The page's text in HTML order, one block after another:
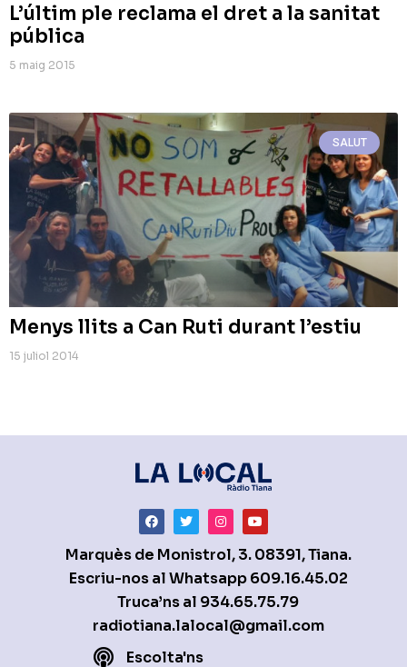
L’últim ple reclama el dret a la sanitat
pública
5 maig 2015
SALUT
Menys llits a Can Ruti durant l’estiu
15 juliol 2014
Marquès de Monistrol, 3. 08391, Tiana.
Escriu-nos al Whatsapp609.16.45.02
Truca’ns al 934.65.75.79
radiotiana.lalocal@gmail.com
Escolta'ns